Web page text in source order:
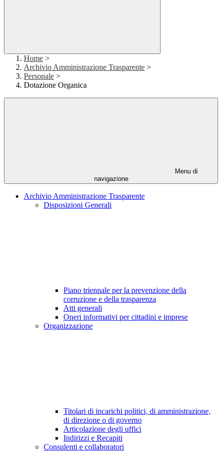
Home >
Archivio Amministrazione Trasparente >
Personale >
Dotazione Organica
Menu di
navigazione
Archivio Amministrazione Trasparente
Disposizioni Generali
Piano triennale per la prevenzione della
corruzione e della trasparenza
Atti generali
Oneri informativi per cittadini e imprese
Organizzazione
Titolari di incarichi politici, di amministrazione,
di direzione o di governo
Articolazione degli uffici
Indirizzi e Recapiti
Consulenti e collaboratori